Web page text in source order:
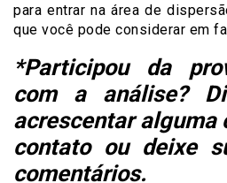
para entrar na área de
que você pode considerar em
*Participou da
com a análise?
acrescentar alguma
contato ou deixe
comentários.